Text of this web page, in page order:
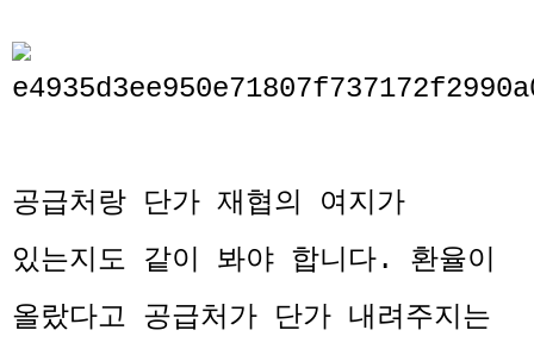
공급처랑 단가 재협의 여지가
있는지도 같이 봐야 합니다. 환율이
올랐다고 공급처가 단가 내려주지는